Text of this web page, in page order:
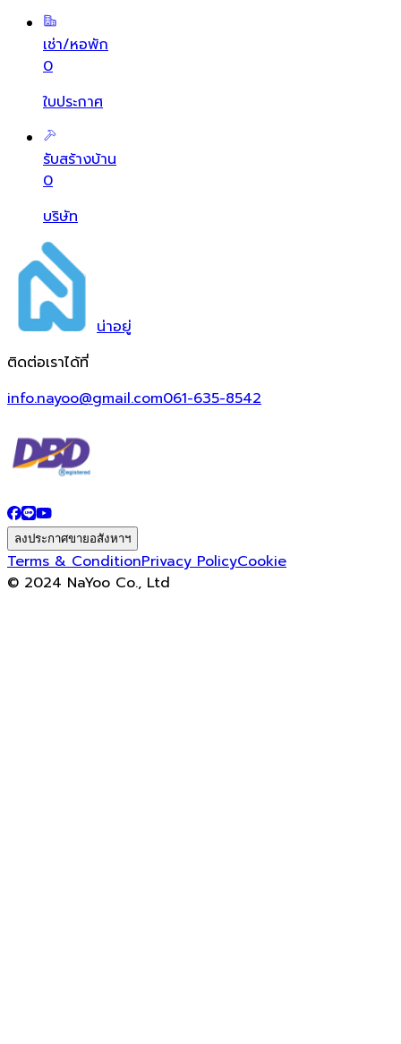
เช่า/หอพัก
0
ใบประกาศ
รับสร้างบ้าน
0
บริษัท
น่าอยู่
ติดต่อเราได้ที่
info.nayoo@gmail.com061-635-8542
ลงประกาศขายอสังหาฯ
Terms & ConditionPrivacy PolicyCookie
© 2024 NaYoo Co., Ltd